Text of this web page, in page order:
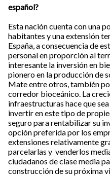
español?
Esta nación cuenta con una
habitantes y una extensión
España, a consecuencia de
personal en proporción al
interesante la inversión en
pionero en la producción de
Mate entre otros, también
corredor bioceánico. La
infraestructuras hace que
invertir en este tipo de
seguro para rentabilizar su
opción preferida por los
extensiones relativamente
parcelarlas y venderlos
ciudadanos de clase media
construcción de su próxima